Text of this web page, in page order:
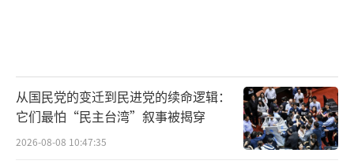
从国民党的变迁到民进党的续命逻辑：
它们最怕“民主台湾”叙事被揭穿
2026-08-08 10:47:35